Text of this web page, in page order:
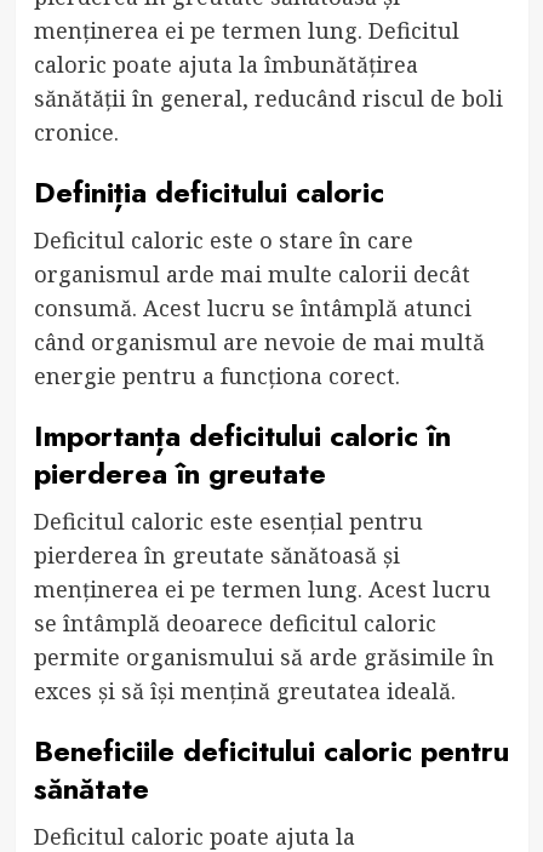
menținerea ei pe termen lung. Deficitul
caloric poate ajuta la îmbunătățirea
sănătății în general, reducând riscul de boli
cronice.
Definiția deficitului caloric
Deficitul caloric este o stare în care
organismul arde mai multe calorii decât
consumă. Acest lucru se întâmplă atunci
când organismul are nevoie de mai multă
energie pentru a funcționa corect.
Importanța deficitului caloric în
pierderea în greutate
Deficitul caloric este esențial pentru
pierderea în greutate sănătoasă și
menținerea ei pe termen lung. Acest lucru
se întâmplă deoarece deficitul caloric
permite organismului să arde grăsimile în
exces și să își mențină greutatea ideală.
Beneficiile deficitului caloric pentru
sănătate
Deficitul caloric poate ajuta la